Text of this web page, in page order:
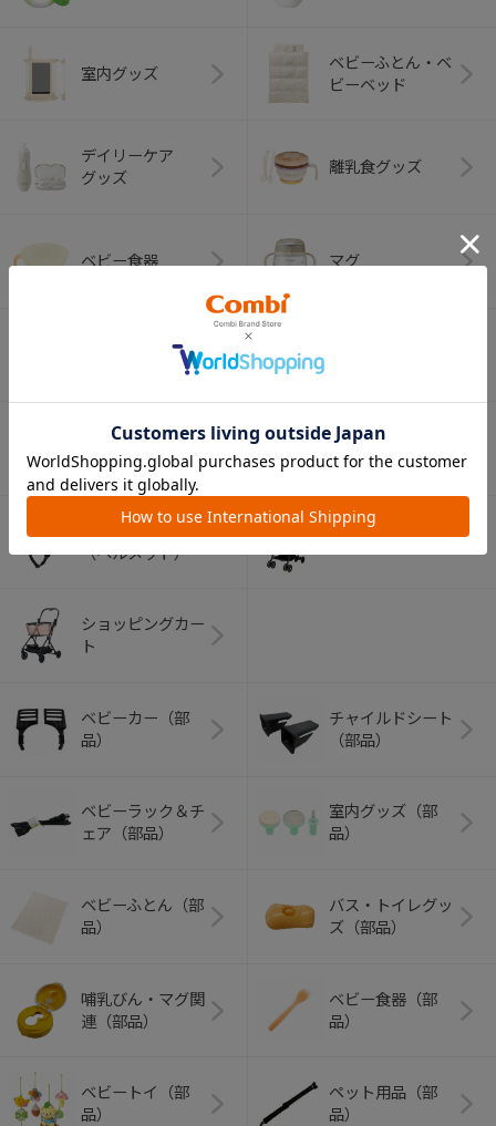
室内グッズ
ベビーふとん・ベ
ビーベッド
デイリーケア
グッズ
離乳食グッズ
ベビー食器 マグ
おはし・スプー
オーラルケア
（お口のケア）
ベビートイ
（ヘルメット）
ペット用品
ショッピングカー
ト
ベビーカー（部
品）
チャイルドシート
（部品）
ベビーラック＆チ
ェア（部品）
室内グッズ（部
品）
ベビーふとん（部
品）
バス・トイレグッ
ズ（部品）
哺乳びん・マグ関
連（部品）
ベビー食器（部
品）
ベビートイ（部
品）
ペット用品（部
品）